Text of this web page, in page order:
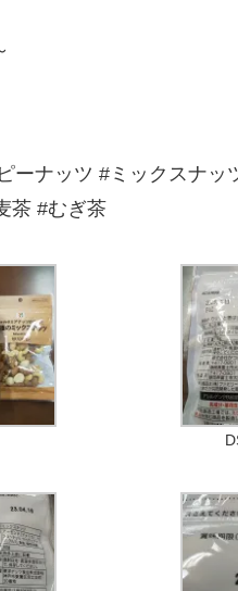
ーナッツ #ミックスナ
茶 #むぎ茶